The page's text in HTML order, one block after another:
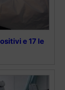
e 17 le